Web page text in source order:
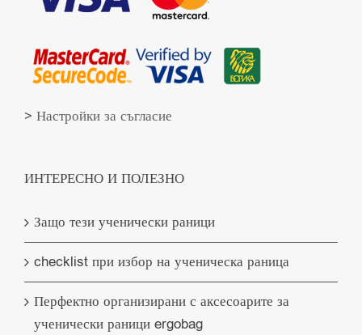
> Настройки за съгласие
ИНТЕРЕСНО И ПОЛЕЗНО
Защо тези ученически раници
checklist при избор на ученическа раница
Перфектно организирани с аксесоарите за
ученически раници ergobag